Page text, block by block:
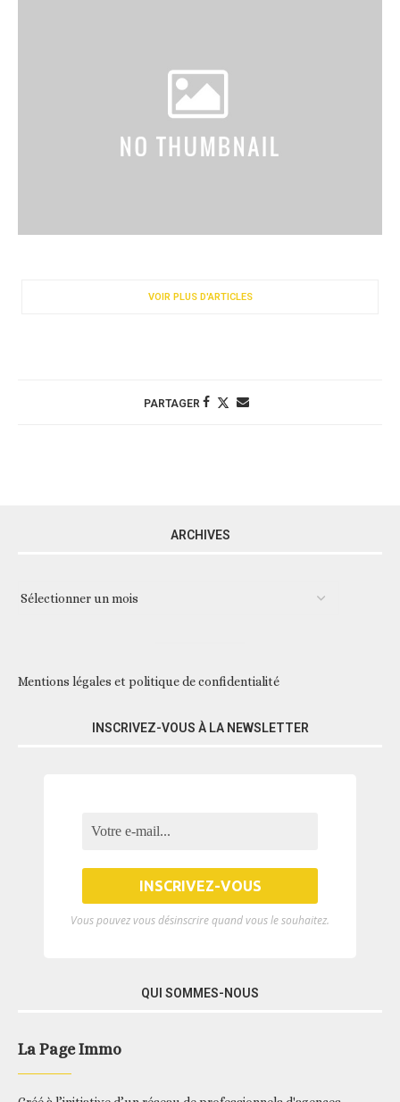
VOIR PLUS D'ARTICLES
PARTAGER
ARCHIVES
Mentions légales et politique de confidentialité
INSCRIVEZ-VOUS À LA NEWSLETTER
Vous pouvez vous désinscrire quand vous le souhaitez.
QUI SOMMES-NOUS
La Page Immo